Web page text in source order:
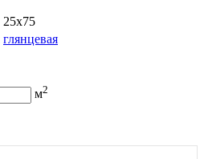
25х75
глянцевая
м2